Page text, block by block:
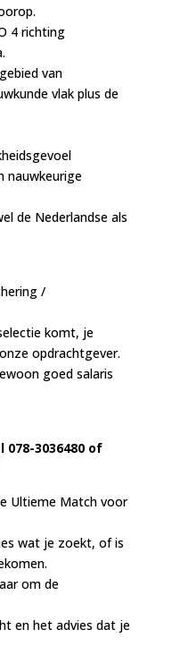
4 richting
van
vlak plus de
nauwkeurige
de Nederlandse als
/
komt, je
opdrachtgever.
goed salaris
3036480 of
Ultieme Match voor
wat je zoekt, of is
om de
en het advies dat je